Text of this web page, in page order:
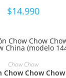
$14.990
OPCIONES
Chow Chow
Chow Chow Chow